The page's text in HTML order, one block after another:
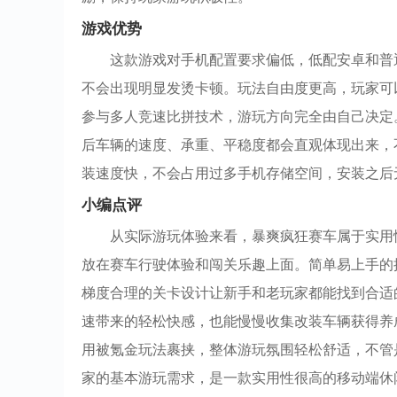
游戏优势
这款游戏对手机配置要求偏低，低配安卓和
不会出现明显发烫卡顿。玩法自由度更高，玩家
参与多人竞速比拼技术，游玩方向完全由自己决
后车辆的速度、承重、平稳度都会直观体现出来
装速度快，不会占用过多手机存储空间，安装之
小编点评
从实际游玩体验来看，暴爽疯狂赛车属于实
放在赛车行驶体验和闯关乐趣上面。简单易上手
梯度合理的关卡设计让新手和老玩家都能找到合
速带来的轻松快感，也能慢慢收集改装车辆获得
用被氪金玩法裹挟，整体游玩氛围轻松舒适，不
家的基本游玩需求，是一款实用性很高的移动端